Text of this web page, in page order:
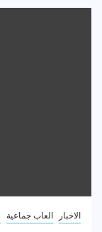
الاخبار العاب جماعية